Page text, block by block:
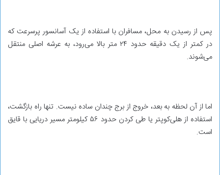
پس از رسیدن به محل، مسافران با استفاده از یک آسانسور پرسرعت که
در کمتر از یک دقیقه حدود ۲۴ متر بالا می‌رود، به عرشه اصلی منتقل
می‌شوند.
اما از آن لحظه به بعد، خروج از برج چندان ساده نیست. تنها راه بازگشت،
استفاده از هلی‌کوپتر یا طی کردن حدود ۵۶ کیلومتر مسیر دریایی با قایق
است.